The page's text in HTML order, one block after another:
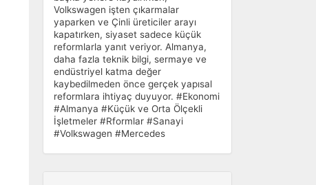
Volkswagen işten çıkarmalar
yaparken ve Çinli üreticiler arayı
kapatırken, siyaset sadece küçük
reformlarla yanıt veriyor. Almanya,
daha fazla teknik bilgi, sermaye ve
endüstriyel katma değer
kaybedilmeden önce gerçek yapısal
reformlara ihtiyaç duyuyor. #Ekonomi
#Almanya #Küçük ve Orta Ölçekli
İşletmeler #Rformlar #Sanayi
#Volkswagen #Mercedes